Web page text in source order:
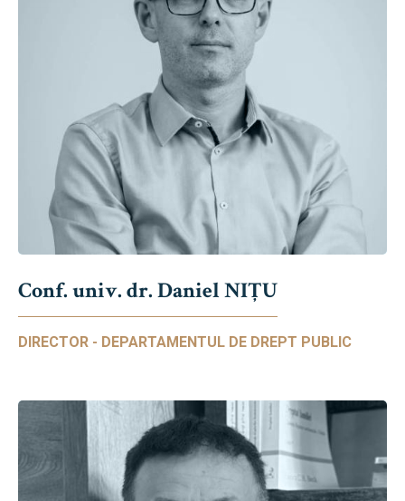
Conf. univ. dr. Daniel NIŢU
DIRECTOR - DEPARTAMENTUL DE DREPT PUBLIC